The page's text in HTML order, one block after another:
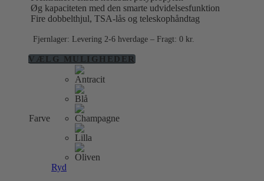
Øg kapaciteten med den smarte udvidelsesfunktion
Fire dobbelthjul, TSA-lås og teleskophåndtag
Fjernlager: Levering 2-6 hverdage – Fragt: 0 kr.
VÆLG MULIGHEDERDette
Farve
Ryd